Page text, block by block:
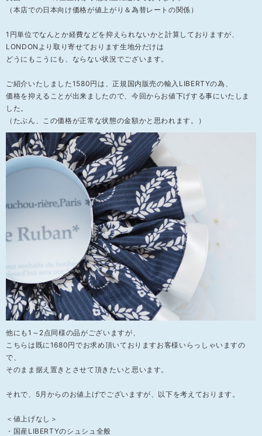
（本店での日本向け価格が値上がり＆為替レートの関係）
1円単位でなんとか経費などを抑えられないかと計算しておりますが、
LONDONより取り寄せております生地分だけは
どうにもこうにも、ならない状況でございます。
ご紹介いたしました1580円は、正規国内販売の輸入LIBERTYの為、
価格を抑えることが出来ましたので、今回からお値下げする事にいたしま
した。
（たぶん、この価格が正常な状態の金額かと思われます。）
他にも1～2点同様の品がございますが、
こちらは既に1680円でお求め頂いておりますお客様いらっしゃいますの
で、
そのまま据え置きとさせて頂きたいと思います。
それで、5月からのお値上げでございますが、以下を考えております。
＜値上げなし＞
・国産LIBERTYのシュシュ全般